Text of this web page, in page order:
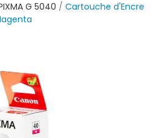
G 5040
Cartouche d'Encre